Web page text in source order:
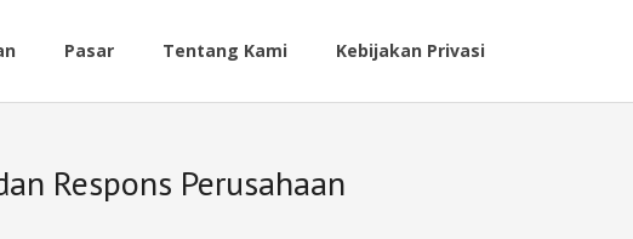
Pasar Tentang Kami Kebijakan Privasi
Respons Perusahaan